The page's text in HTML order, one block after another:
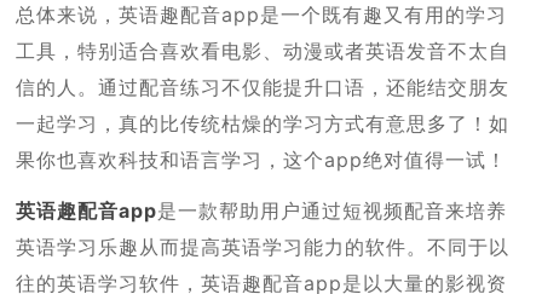
总体来说，英语趣配音app是一个既有趣又有用的学习
工具，特别适合喜欢看电影、动漫或者英语发音不太自
信的人。通过配音练习不仅能提升口语，还能结交朋友
一起学习，真的比传统枯燥的学习方式有意思多了！如
果你也喜欢科技和语言学习，这个app绝对值得一试！
英语趣配音app是一款帮助用户通过短视频配音来培养
英语学习乐趣从而提高英语学习能力的软件。不同于以
往的英语学习软件，英语趣配音app是以大量的影视资